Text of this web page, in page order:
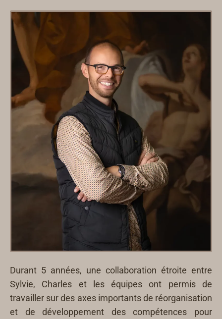
Durant 5 années, une collaboration étroite entre
Sylvie, Charles et les équipes ont permis de
travailler sur des axes importants de réorganisation
et de développement des compétences pour